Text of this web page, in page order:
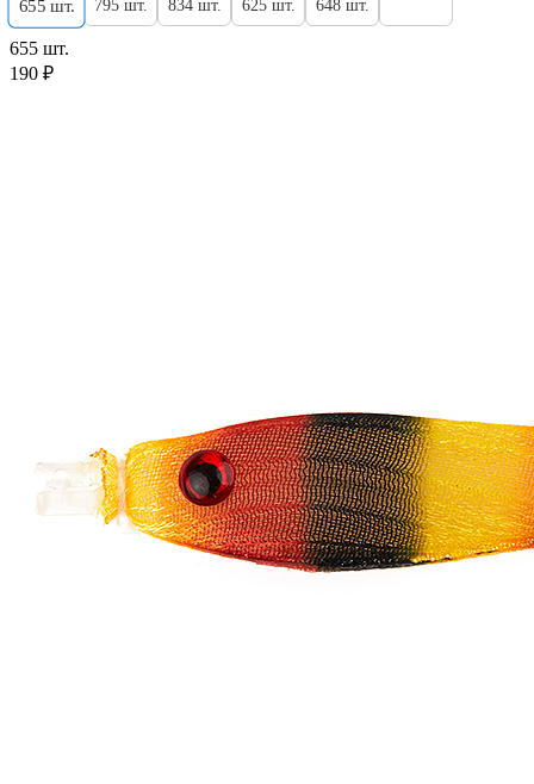
655 шт. 795 шт. 834 шт. 625 шт. 648 шт.
655 шт.
190 ₽